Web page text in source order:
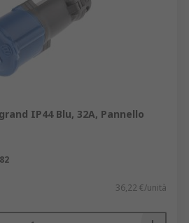
IP44 Blu, 32A, Pannello
36,22 €/unità